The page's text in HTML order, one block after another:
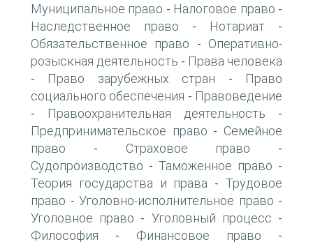
Муниципальное право - Налоговое право -
Наследственное право - Нотариат -
Обязательственное право - Оперативно-
розыскная деятельность - Права человека
- Право зарубежных стран -
Право
социального обеспечения - Правоведение
- Правоохранительная деятельность -
Предпринимательское право - Семейное
право - Страховое право -
Судопроизводство - Таможенное право -
Теория государства и права -Трудовое
право - Уголовно-исполнительное право -
Уголовное право - Уголовный процесс -
Философия - Финансовое право -